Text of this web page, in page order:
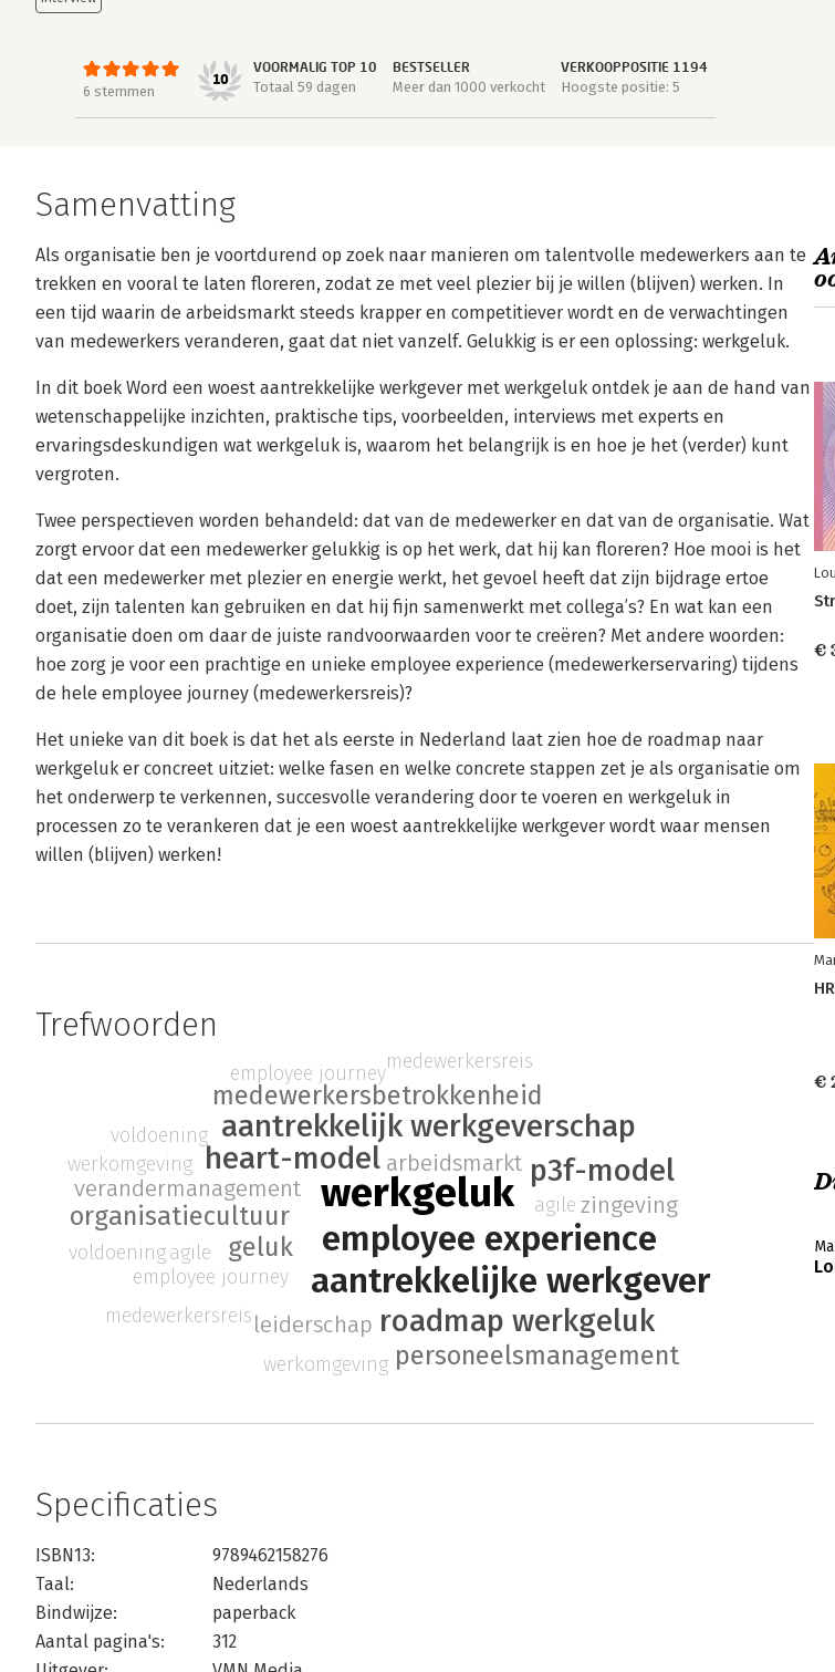
6 stemmen
10
VOORMALIG TOP 10
Totaal 59 dagen
BESTSELLER
Meer dan 1000 verkocht
VERKOOPPOSITIE 1194
Hoogste positie: 5
Samenvatting
Als organisatie ben je voortdurend op zoek naar manieren om talentvolle medewerkers aan te
trekken en vooral te laten floreren, zodat ze met veel plezier bij je willen (blijven) werken. In
een tijd waarin de arbeidsmarkt steeds krapper en competitiever wordt en de verwachtingen
van medewerkers veranderen, gaat dat niet vanzelf. Gelukkig is er een oplossing: werkgeluk.
In dit boek Word een woest aantrekkelijke werkgever met werkgeluk ontdek je aan de hand van
wetenschappelijke inzichten, praktische tips, voorbeelden, interviews met experts en
ervaringsdeskundigen wat werkgeluk is, waarom het belangrijk is en hoe je het (verder) kunt
vergroten.
Twee perspectieven worden behandeld: dat van de medewerker en dat van de organisatie. Wat
zorgt ervoor dat een medewerker gelukkig is op het werk, dat hij kan floreren? Hoe mooi is het
dat een medewerker met plezier en energie werkt, het gevoel heeft dat zijn bijdrage ertoe
doet, zijn talenten kan gebruiken en dat hij fijn samenwerkt met collega’s? En wat kan een
organisatie doen om daar de juiste randvoorwaarden voor te creëren? Met andere woorden:
hoe zorg je voor een prachtige en unieke employee experience (medewerkerservaring) tijdens
de hele employee journey (medewerkersreis)?
Het unieke van dit boek is dat het als eerste in Nederland laat zien hoe de roadmap naar
werkgeluk er concreet uitziet: welke fasen en welke concrete stappen zet je als organisatie om
het onderwerp te verkennen, succesvolle verandering door te voeren en werkgeluk in
processen zo te verankeren dat je een woest aantrekkelijke werkgever wordt waar mensen
willen (blijven) werken!
Trefwoorden
werkgeluk
employee experience
aantrekkelijke werkgever
heart-model
aantrekkelijk werkgeverschap
roadmap werkgeluk
p3f-model
geluk
medewerkersbetrokkenheid
organisatiecultuur
personeelsmanagement
zingeving
arbeidsmarkt
leiderschap
verandermanagement
employee journey
werkomgeving
medewerkersreis
agile
voldoening
employee journey
werkomgeving
medewerkersreis
agile
voldoening
Specificaties
ISBN13:
9789462158276
Taal:
Nederlands
Bindwijze:
paperback
Aantal pagina's:
312
€
€